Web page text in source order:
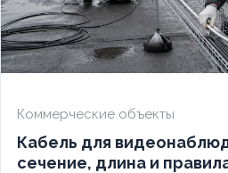
Коммерческие объекты
Кабель для
сечение, длина и